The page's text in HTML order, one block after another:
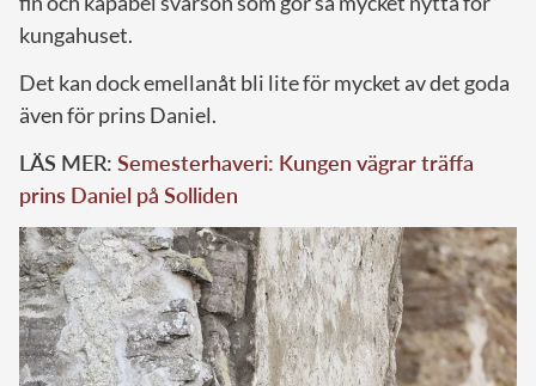
kungahuset.
Det kan dock emellanåt bli lite för mycket av det goda
även för prins Daniel.
LÄS MER: Semesterhaveri: Kungen vägrar träffa
prins Daniel på Solliden